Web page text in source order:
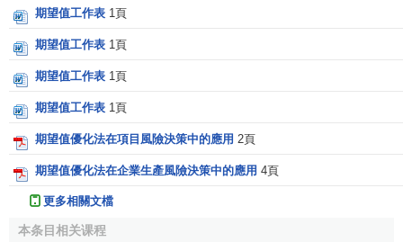
式中， δ為整個項目壽命周期的標準差。
凈現值標準差反映每年各種情況下凈現值的
上，能夠說明項目風險的大小。但由於凈現值標準差的大小
受凈現值期望值影響甚大，兩者基本上呈同方向變動。因
此，單純以凈現值標準差大小衡量項目風險性高低，有時會
期望值工作表 1頁
期望值工作表 1頁
期望值工作表 1頁
期望值工作表 1頁
期望值優化法在項目風險決策中的應用 2頁
期望值優化法在企業生產風險決策中的應用 4頁
更多相關文檔
本条目相关课程